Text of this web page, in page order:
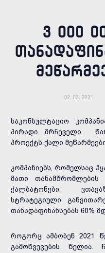
3 000
02. 03. 2021
საკონსულტაციო
პირადი მრჩეველი,
პროექტს ქალი
კომპანიებს, რომელსაც
მათი თანამშრომლების
ქალბატონები,
სტრატეგიული
თანადაფინანსებას 60%
როგორც ამბობენ 2021
გამოწვევების წელია.